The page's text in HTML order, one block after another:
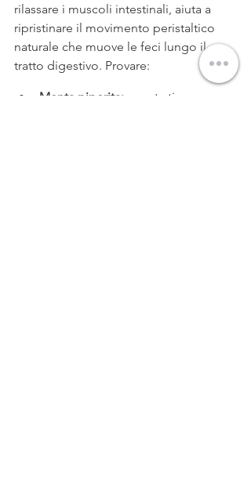
rilassare i muscoli intestinali, aiuta a
ripristinare il movimento peristaltico
naturale che muove le feci lungo il
tratto digestivo. Provare:
Menta piperita: questa tisana